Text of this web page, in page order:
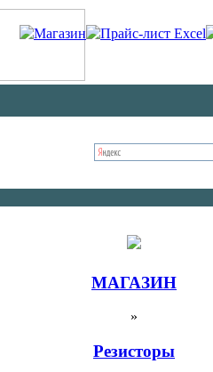
Магазин Прайс-лист Excel
МАГАЗИН
»
Резисторы